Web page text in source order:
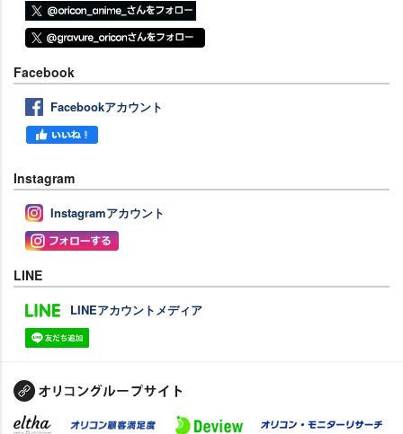
Facebook
Facebookアカウント
Instagram
Instagramアカウント
LINE
LINEアカウントメディア